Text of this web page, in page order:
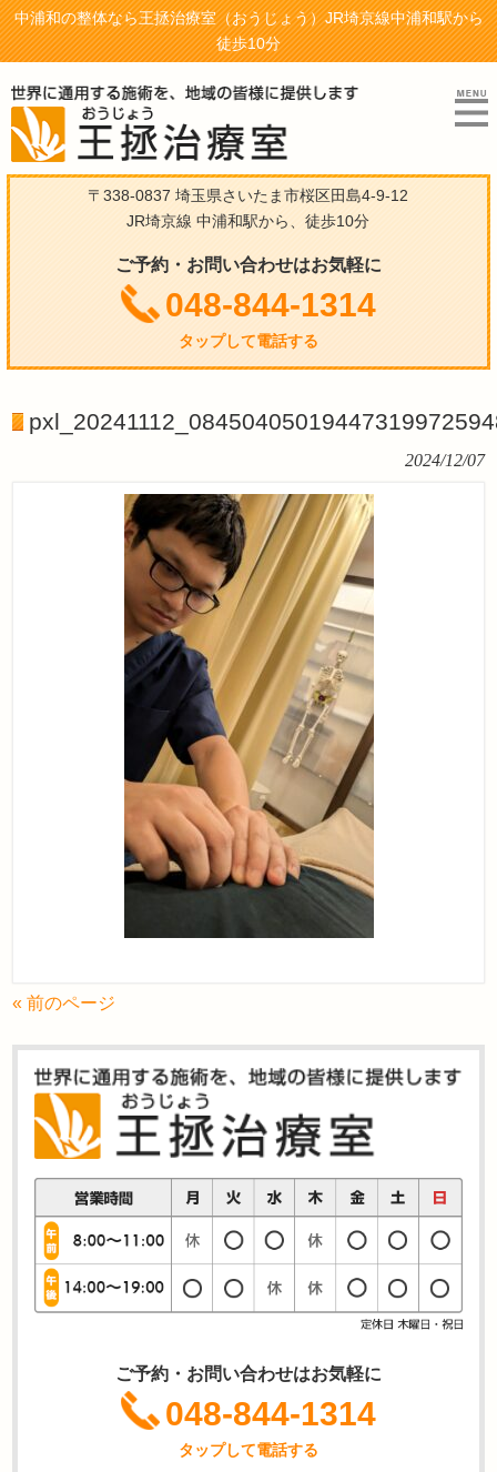
中浦和の整体なら王拯治療室（おうじょう）JR埼京線中浦和駅から
徒歩10分
〒338-0837 埼玉県さいたま市桜区田島4-9-12
JR埼京線 中浦和駅から、徒歩10分
ご予約・お問い合わせはお気軽に
048-844-1314
タップして電話する
2024/12/07
« 前のページ
ご予約・お問い合わせはお気軽に
048-844-1314
タップして電話する